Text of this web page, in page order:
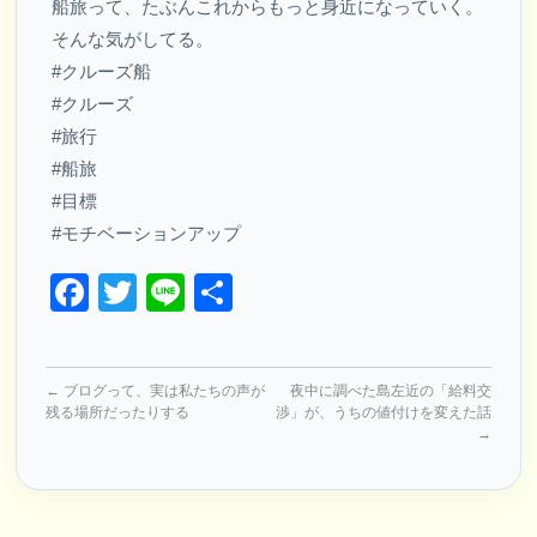
船旅って、たぶんこれからもっと身近になっていく。
そんな気がしてる。
#クルーズ船
#クルーズ
#旅行
#船旅
#目標
#モチベーションアップ
Facebook
Twitter
Line
← ブログって、実は私たちの声が
残る場所だったりする
夜中に調べた島左近の「給料交
渉」が、うちの値付けを変えた話
→